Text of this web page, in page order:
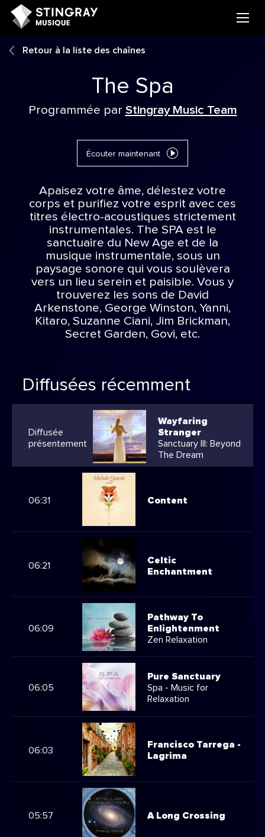
Retour à la liste des chaînes
The Spa
Programmée par Stingray Music Team
Écouter maintenant
Apaisez votre âme, délestez votre
corps et purifiez votre esprit avec ces
titres électro-acoustiques strictement
instrumentales. The SPA est le
sanctuaire du New Age et de la
musique instrumentale, sous un
paysage sonore qui vous soulèvera
vers un lieu serein et paisible. Vous y
trouverez les sons de David
Arkenstone, George Winston, Yanni,
Kitaro, Suzanne Ciani, Jim Brickman,
Secret Garden, Govi, etc.
Diffusées récemment
Diffusée
présentement
Wayfaring
Stranger
Sanctuary III: Beyond
The Dream
06:31 Content
06:21
Celtic
Enchantment
06:09
Pathway To
Enlightenment
Zen Relaxation
06:05
Pure Sanctuary
Spa - Music for
Relaxation
06:03
Francisco Tarrega -
Lagrima
05:57 A Long Crossing